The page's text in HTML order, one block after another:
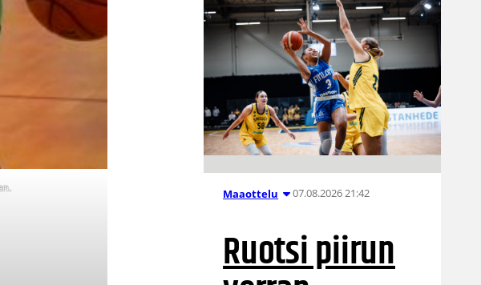
Maaottelu 07.08.2026 21:42
Ruotsi piirun